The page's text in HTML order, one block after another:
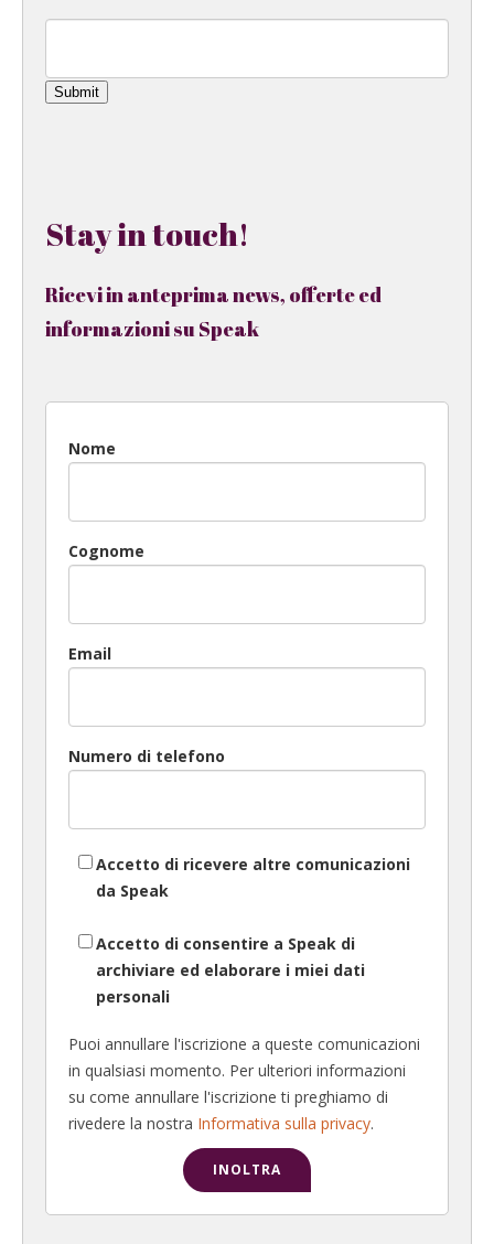
Submit
Stay in touch!
Ricevi in anteprima news, offerte ed
informazioni su Speak
Nome
Cognome
Email
Numero di telefono
Accetto di ricevere altre comunicazioni
da Speak
Accetto di consentire a Speak di
archiviare ed elaborare i miei dati
personali
Puoi annullare l'iscrizione a queste comunicazioni
in qualsiasi momento. Per ulteriori informazioni
su come annullare l'iscrizione ti preghiamo di
rivedere la nostra Informativa sulla privacy.